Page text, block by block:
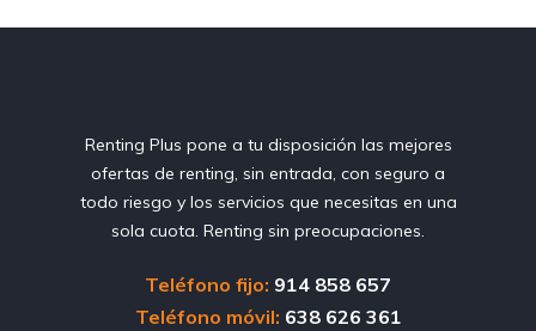
Renting Plus pone a tu disposición las mejores
ofertas de renting, sin entrada, con seguro a
todo riesgo y los servicios que necesitas en una
sola cuota. Renting sin preocupaciones.
Teléfono fijo: 914 858 657
Teléfono móvil: 638 626 361